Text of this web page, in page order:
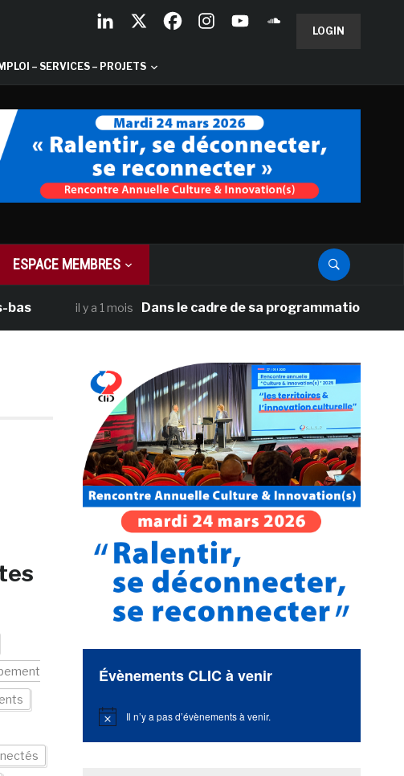
LOGIN
– SERVICES – PROJETS
ESPACE MEMBRES
il y a 1 mois Dans le cadre de sa programmation
Évènements CLIC à venir
Notice Il n’y a pas d’évènements à venir.